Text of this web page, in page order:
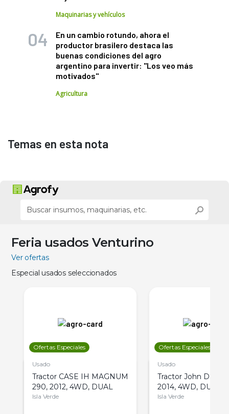
Maquinarias y vehículos
En un cambio rotundo, ahora el
productor brasilero destaca las
buenas condiciones del agro
argentino para invertir: "Los veo más
motivados"
Agricultura
Temas en esta nota
Feria usados Venturino
Ver ofertas
Especial usados seleccionados
Ofertas Especiales
Usado
Tractor CASE IH MAGNUM
290, 2012, 4WD, DUAL
Isla Verde
Ofertas Especiales
Usado
Tractor John Deere
2014, 4WD, DUAL
Isla Verde